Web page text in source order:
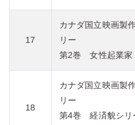
17
カナダ国立映画製
リー
第2巻 女性起業家
18
カナダ国立映画製
リー
第4巻 経済貌シリ